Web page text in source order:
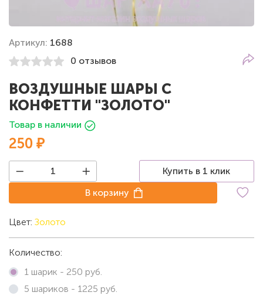
Артикул: 1688
0 отзывов
ВОЗДУШНЫЕ ШАРЫ С
КОНФЕТТИ "ЗОЛОТО"
Товар в наличии
250 ₽
Купить в 1 клик
В корзину
Цвет: Золото
Количество:
1 шарик - 250 руб.
5 шариков - 1225 руб.